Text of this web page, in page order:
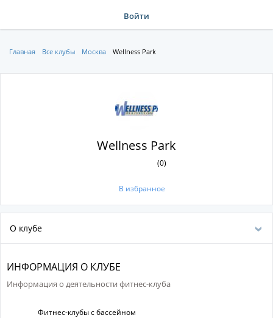
Войти
Главная Все клубы Москва Wellness Park
Wellness Park
(0)
В избранное
О клубе
ИНФОРМАЦИЯ О КЛУБЕ
Информация о деятельности фитнес-клуба
Фитнес-клубы с бассейном